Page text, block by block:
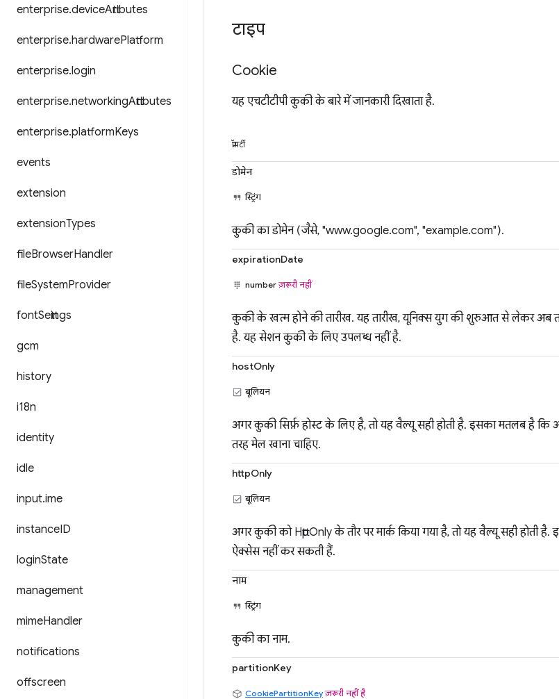
enterprise.deviceAttributes
enterprise.hardwarePlatform
enterprise.login
enterprise.networkingAttributes
enterprise.platformKeys
events
extension
extensionTypes
fileBrowserHandler
fileSystemProvider
fontSettings
gcm
history
i18n
identity
idle
input.ime
instanceID
loginState
management
mimeHandler
notifications
offscreen
टाइप
Cookie
यह एचटीटीपी कुकी के बारे में जानकारी दिखाता है.
प्रॉपर्टी
डोमेन
स्ट्रिंग
कुकी का डोमेन (जैसे, "www.google.com", "example.com").
expirationDate
numberज़रूरी नहीं
कुकी के खत्म होने की तारीख. यह तारीख, यूनिक्स युग की शुरुआत से लेकर अब
है. यह सेशन कुकी के लिए उपलब्ध नहीं है.
hostOnly
बूलियन
अगर कुकी सिर्फ़ होस्ट के लिए है, तो यह वैल्यू सही होती है. इसका मतलब है कि
तरह मेल खाना चाहिए.
httpOnly
बूलियन
अगर कुकी को HttpOnly के तौर पर मार्क किया गया है, तो यह वैल्यू सही होती
ऐक्सेस नहीं कर सकती हैं.
नाम
स्ट्रिंग
कुकी का नाम.
partitionKey
CookiePartitionKey ज़रूरी नहीं है